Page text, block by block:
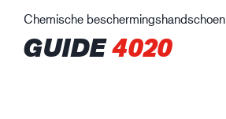
Chemische beschermingshandschoen
GUIDE4020